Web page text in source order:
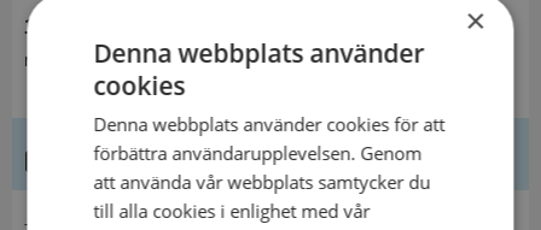
146 kSEK
Minskning från 2024 till 2025 med 50,7%
Kontaktuppgifter
×
Denna webbplats använder
cookies
Denna webbplats använder cookies för att
förbättra användarupplevelsen. Genom
att använda vår webbplats samtycker du
till alla cookies i enlighet med vår